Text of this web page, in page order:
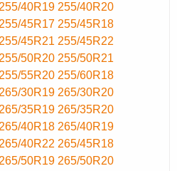
255/40R19 255/40R20
255/45R17 255/45R18
255/45R21 255/45R22
255/50R20 255/50R21
255/55R20 255/60R18
265/30R19 265/30R20
265/35R19 265/35R20
265/40R18 265/40R19
265/40R22 265/45R18
265/50R19 265/50R20